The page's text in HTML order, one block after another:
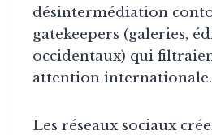
désintermédiation
gatekeepers (galeries,
occidentaux) qui
attention internationale.
Les réseaux sociaux